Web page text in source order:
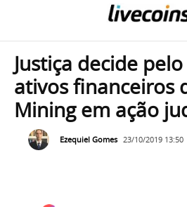
Justiça decide
ativos financeiros
Mining em ação
Ezequiel Gomes 23/10/2019 13:50